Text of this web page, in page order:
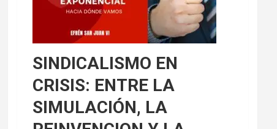
SINDICALISMO EN
CRISIS: ENTRE LA
SIMULACIÓN, LA